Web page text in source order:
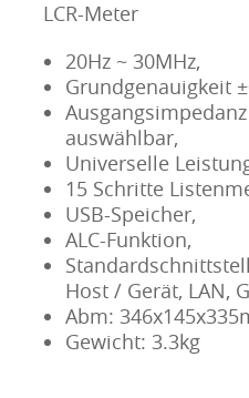
LCR-Meter
20Hz ~ 30MHz,
Grundgenauigkeit
auswählbar,
Universelle
15 Schritte
USB-Speicher,
ALC-Funktion,
Host / Gerät, LAN,
Abm:
Gewicht: 3.3kg